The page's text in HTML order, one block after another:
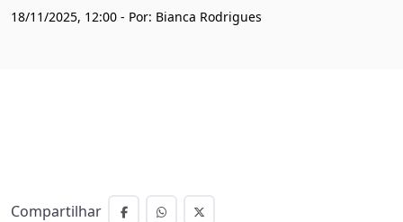
18/11/2025, 12:00 - Por: Bianca Rodrigues
Compartilhar